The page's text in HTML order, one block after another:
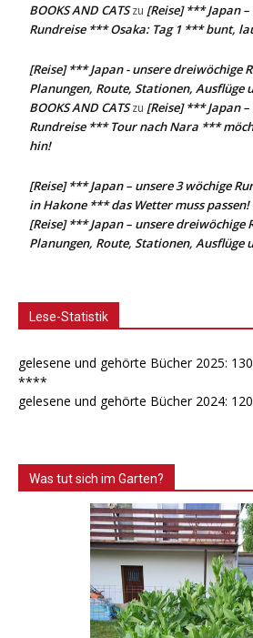
BOOKS AND CATSzu [Reise] *** Japan
Rundreise *** Osaka: Tag 1 *** bunt,
[Reise] *** Japan - unsere dreiwöchige
Planungen, Route, Stationen, Ausflüge
BOOKS AND CATSzu [Reise] *** Japan
Rundreise *** Tour nach Nara ***
hin!
[Reise] *** Japan – unsere 3 wöchige
in Hakone *** das Wetter muss passen!
[Reise] *** Japan – unsere dreiwöchige
Planungen, Route, Stationen, Ausflüge
Lese-Statistik
gelesene und gehörte Bücher 2025: 130
****
gelesene und gehörte Bücher 2024: 120
Was tut sich im Garten?